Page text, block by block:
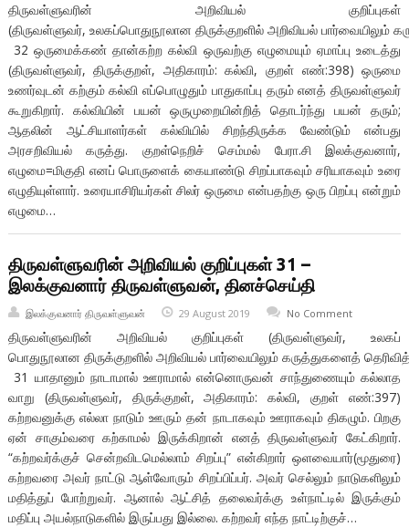
திருவள்ளுவரின் அறிவியல் குறிப்புகள்
(திருவள்ளுவர், உலகப்பொதுநூலான திருக்குறளில் அறிவியல்
32 ஒருமைக்கண் தான்கற்ற கல்வி ஒருவற்கு எழுமையும் ஏமாப்பு உடைத்து
(திருவள்ளுவர், திருக்குறள், அதிகாரம்: கல்வி, குறள் எண்:398) ஒருமை
உணர்வுடன் கற்கும் கல்வி எப்பொழுதும் பாதுகாப்பு தரும் எனத் திருவள்ளுவர்
கூறுகிறார். கல்வியின் பயன் ஒருமுறையின்றித் தொடர்ந்து பயன் தரும்;
ஆதலின் ஆட்சியாளர்கள் கல்வியில் சிறந்திருக்க வேண்டும் என்பது
அரசறிவியல் கருத்து. குறள்நெறிச் செம்மல் பேரா.சி இலக்குவனார்,
எழுமை=மிகுதி எனப் பொருளைக் கையாண்டு சிறப்பாகவும் சரியாகவும் உரை
எழுதியுள்ளார். உரையாசிரியர்கள் சிலர் ஒருமை என்பதற்கு ஒரு பிறப்பு என்றும்
எழுமை…
திருவள்ளுவரின் அறிவியல் குறிப்புகள் 31 –
இலக்குவனார் திருவள்ளுவன், தினச்செய்தி
இலக்குவனார் திருவள்ளுவன் 29 August 2019 No Comment
திருவள்ளுவரின் அறிவியல் குறிப்புகள் (திருவள்ளுவர், உலகப்
பொதுநூலான திருக்குறளில் அறிவியல் பார்வையிலும் கருத்துகளைத்
31 யாதானும் நாடாமால் ஊராமால் என்னொருவன் சாந்துணையும் கல்லாத
வாறு (திருவள்ளுவர், திருக்குறள், அதிகாரம்: கல்வி, குறள் எண்:397)
கற்றவனுக்கு எல்லா நாடும் ஊரும் தன் நாடாகவும் ஊராகவும் திகழும். பிறகு
ஏன் சாகும்வரை கற்காமல் இருக்கிறான் எனத் திருவள்ளுவர் கேட்கிறார்.
“கற்றவர்க்குச் சென்றவிடமெல்லாம் சிறப்பு” என்கிறார் ஒளவையார்(மூதுரை)
கற்றவரை அவர் நாட்டு ஆள்வோரும் சிறப்பிப்பர். அவர் செல்லும் நாடுகளிலும்
மதித்துப் போற்றுவர். ஆனால் ஆட்சித் தலைவர்க்கு உள்நாட்டில் இருக்கும்
மதிப்பு அயல்நாடுகளில் இருப்பது இல்லை. கற்றவர் எந்த நாட்டிற்குச்…